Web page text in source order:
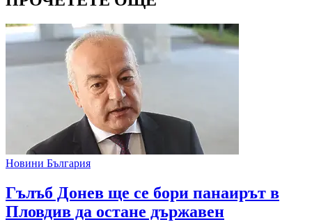
Новини България
Гълъб Донев ще се бори панаирът в
Пловдив да остане държавен